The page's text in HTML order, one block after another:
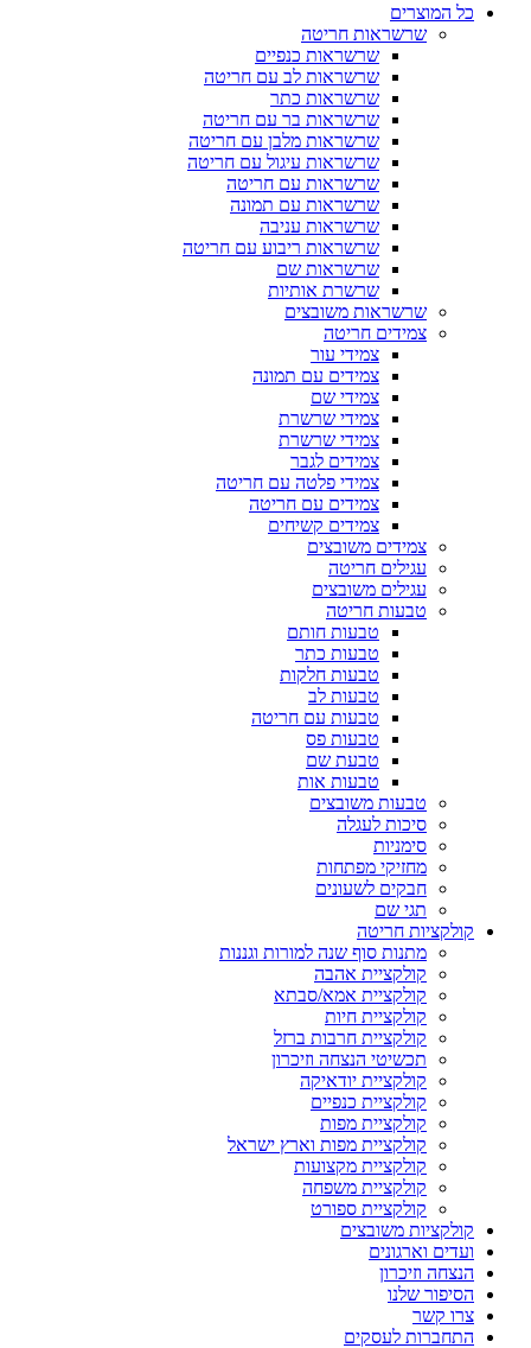
כל המוצרים
שרשראות חריטה
שרשראות כנפיים
שרשראות לב עם חריטה
שרשראות כתר
שרשראות בר עם חריטה
שרשראות מלבן עם חריטה
שרשראות עיגול עם חריטה
שרשראות עם חריטה
שרשראות עם תמונה
שרשראות עניבה
שרשראות ריבוע עם חריטה
שרשראות שם
שרשרת אותיות
שרשראות משובצים
צמידים חריטה
צמידי עור
צמידים עם תמונה
צמידי שם
צמידי שרשרת
צמידי שרשרת
צמידים לגבר
צמידי פלטה עם חריטה
צמידים עם חריטה
צמידים קשיחים
צמידים משובצים
עגילים חריטה
עגילים משובצים
טבעות חריטה
טבעות חותם
טבעות כתר
טבעות חלקות
טבעות לב
טבעות עם חריטה
טבעות פס
טבעת שם
טבעות אות
טבעות משובצים
סיכות לעגלה
סימניות
מחזיקי מפתחות
חבקים לשעונים
תגי שם
קולקציות חריטה
מתנות סוף שנה למורות וגננות
קולקציית אהבה
קולקציית אמא/סבתא
קולקציית חיות
קולקציית חרבות ברזל
תכשיטי הנצחה וזיכרון
קולקציית יודאיקה
קולקציית כנפיים
קולקציית מפות
קולקציית מפות וארץ ישראל
קולקציית מקצועות
קולקציית משפחה
קולקציית ספורט
קולקציות משובצים
ועדים וארגונים
הנצחה וזיכרון
הסיפור שלנו
צרו קשר
התחברות לעסקים